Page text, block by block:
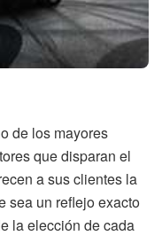
de los mayores
que disparan el
a sus clientes la
sea un reflejo exacto
la elección de cada